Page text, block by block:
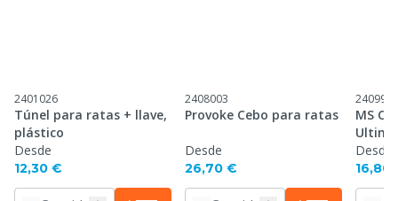
2401026
Túnel para ratas + llave,
plástico
Desde
12,30 €
2408003
Provoke Cebo para ratas
Desde
26,70 €
2409936
MS
Desde
16,80